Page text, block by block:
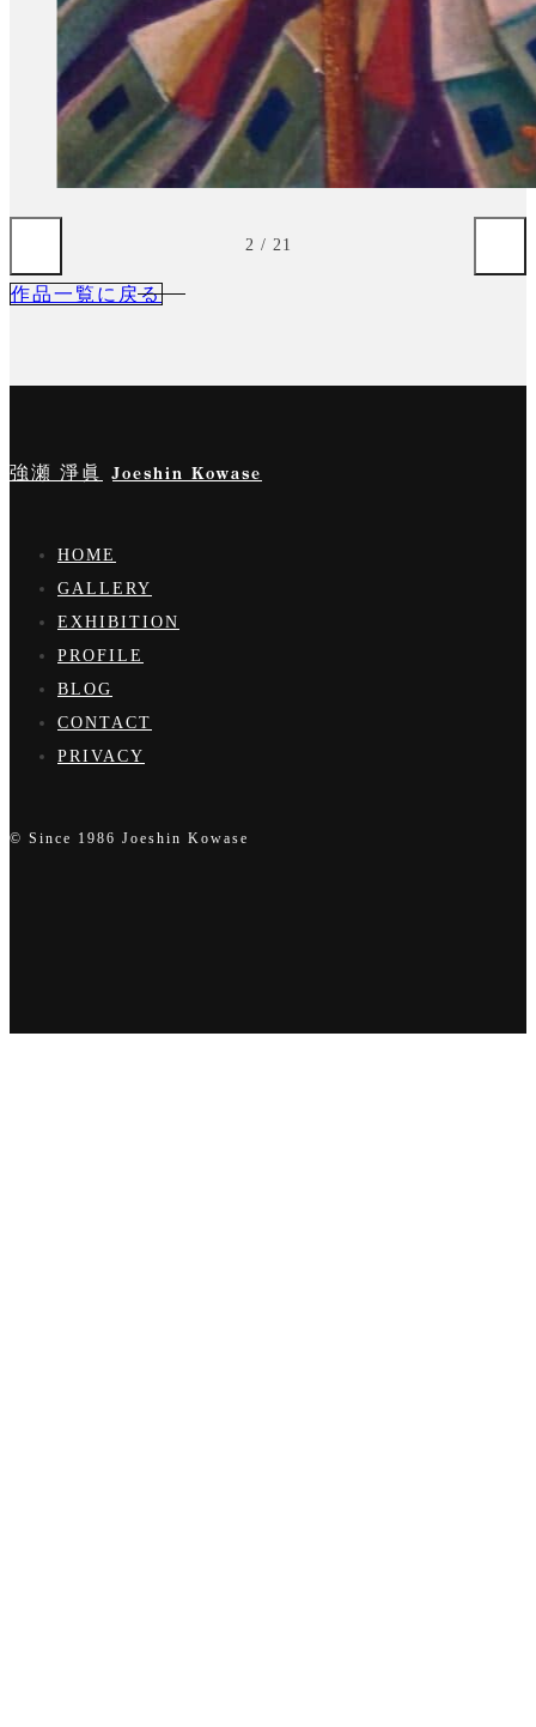
3 / 21
作品一覧に戻る
強瀬 淨眞 Joeshin Kowase
HOME
GALLERY
EXHIBITION
PROFILE
BLOG
CONTACT
PRIVACY
© Since 1986 Joeshin Kowase